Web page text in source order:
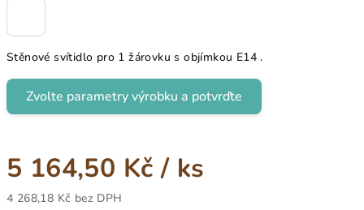
Stěnové svítidlo pro 1 žárovku s objímkou E14 .
Zvolte parametry výrobku a potvrďte
5 164,50 Kč / ks
4 268,18 Kč bez DPH